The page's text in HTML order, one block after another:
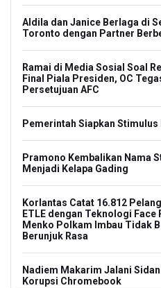
Aldila dan Janice Berlaga di
Toronto dengan Partner
Ramai di Media Sosial Soal
Final Piala Presiden, OC
Persetujuan AFC
Pemerintah Siapkan Stimulus
Pramono Kembalikan Nama
Menjadi Kelapa Gading
Korlantas Catat 16.812
ETLE dengan Teknologi Face
Menko Polkam Imbau Tidak
Berunjuk Rasa
Nadiem Makarim Jalani
Korupsi Chromebook